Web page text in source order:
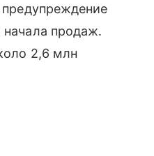
начала продаж.
2,6 млн